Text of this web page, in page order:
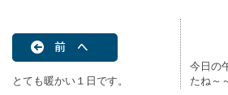
前 へ
とても暖かい１日です。
今日の
たね～